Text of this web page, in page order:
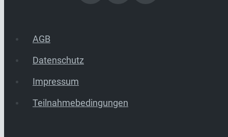
AGB
Datenschutz
Impressum
Teilnahmebedingungen